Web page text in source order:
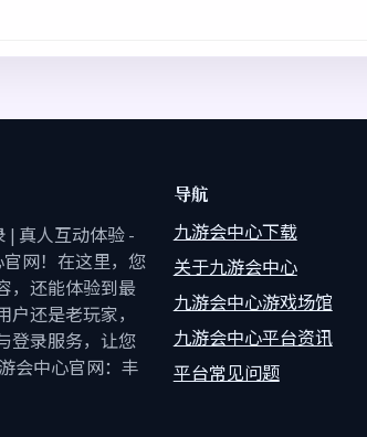
| 真人互动体验 -
官网！在这里，您
，还能体验到最
还是老玩家，
登录服务，让您
会中心官网：丰
导航
九游会中心下载
关于九游会中心
九游会中心游戏场馆
九游会中心平台资讯
平台常见问题